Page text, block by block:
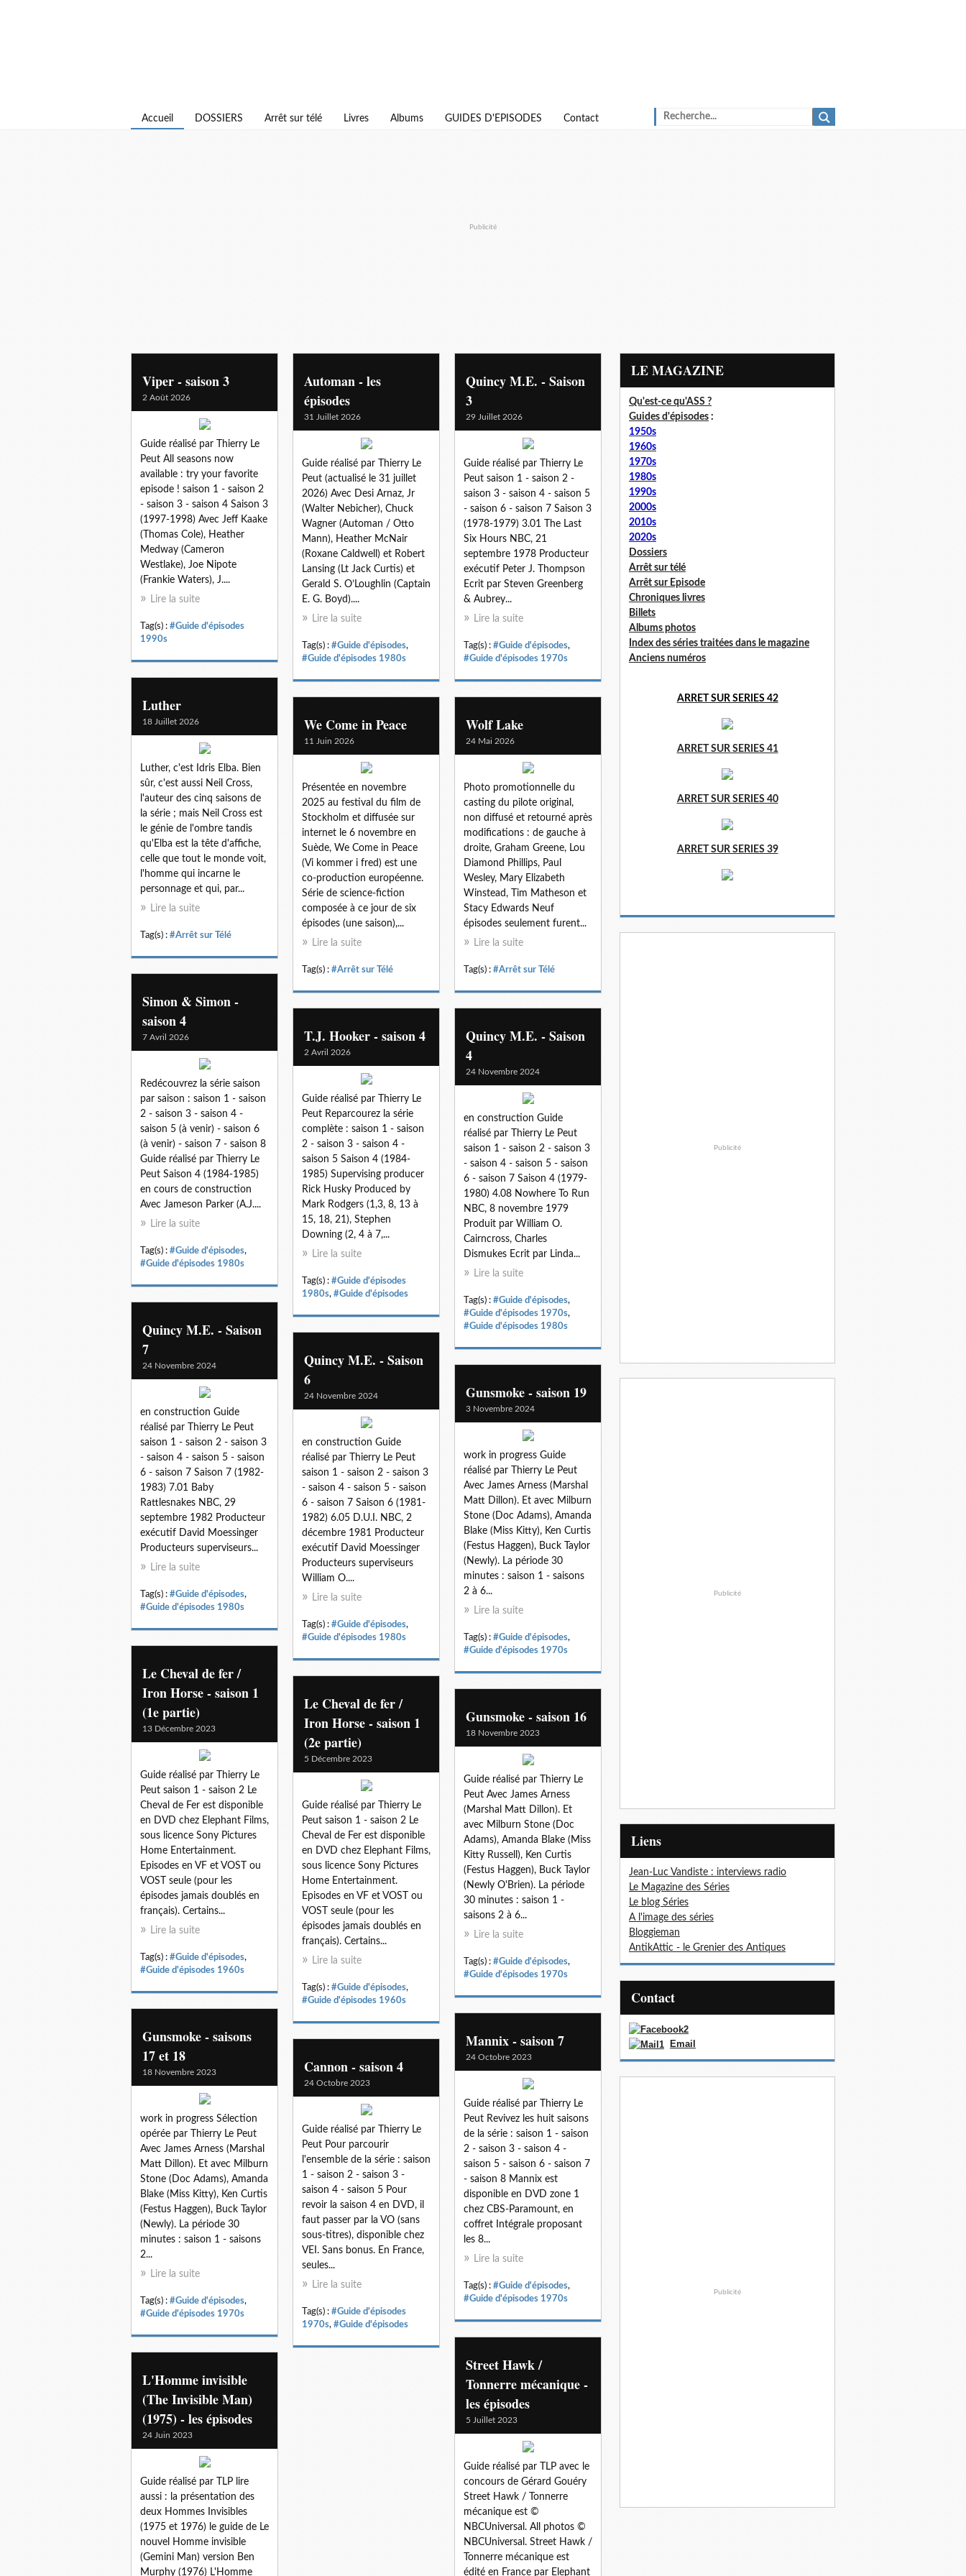
Accueil DOSSIERS Arrêt sur télé Livres Albums GUIDES D'EPISODES Contact
Publicité
Viper - saison 3
2 Août 2026
Guide réalisé par Thierry Le
Peut All seasons now
available : try your favorite
episode ! saison 1 - saison 2
- saison 3 - saison 4 Saison 3
(1997-1998) Avec Jeff Kaake
(Thomas Cole), Heather
Medway (Cameron
Westlake), Joe Nipote
(Frankie Waters), J....
Lire la suite
Tag(s) : #Guide d'épisodes
1990s
Automan - les
épisodes
31 Juillet 2026
Guide réalisé par Thierry Le
Peut (actualisé le 31 juillet
2026) Avec Desi Arnaz, Jr
(Walter Nebicher), Chuck
Wagner (Automan / Otto
Mann), Heather McNair
(Roxane Caldwell) et Robert
Lansing (Lt Jack Curtis) et
Gerald S. O’Loughlin (Captain
E. G. Boyd)....
Lire la suite
Tag(s) : #Guide d'épisodes,
#Guide d'épisodes 1980s
Quincy M.E. - Saison
3
29 Juillet 2026
Guide réalisé par Thierry Le
Peut saison 1 - saison 2 -
saison 3 - saison 4 - saison 5
- saison 6 - saison 7 Saison 3
(1978-1979) 3.01 The Last
Six Hours NBC, 21
septembre 1978 Producteur
exécutif Peter J. Thompson
Ecrit par Steven Greenberg
& Aubrey...
Lire la suite
Tag(s) : #Guide d'épisodes,
#Guide d'épisodes 1970s
Luther
18 Juillet 2026
Luther, c'est Idris Elba. Bien
sûr, c'est aussi Neil Cross,
l'auteur des cinq saisons de
la série ; mais Neil Cross est
le génie de l'ombre tandis
qu'Elba est la tête d'affiche,
celle que tout le monde voit,
l'homme qui incarne le
personnage et qui, par...
Lire la suite
Tag(s) : #Arrêt sur Télé
We Come in Peace
11 Juin 2026
Présentée en novembre
2025 au festival du film de
Stockholm et diffusée sur
internet le 6 novembre en
Suède, We Come in Peace
(Vi kommer i fred) est une
co-production européenne.
Série de science-fiction
composée à ce jour de six
épisodes (une saison),...
Lire la suite
Tag(s) : #Arrêt sur Télé
Wolf Lake
24 Mai 2026
Photo promotionnelle du
casting du pilote original,
non diffusé et retourné après
modifications : de gauche à
droite, Graham Greene, Lou
Diamond Phillips, Paul
Wesley, Mary Elizabeth
Winstead, Tim Matheson et
Stacy Edwards Neuf
épisodes seulement furent...
Lire la suite
Tag(s) : #Arrêt sur Télé
Simon & Simon -
saison 4
7 Avril 2026
Redécouvrez la série saison
par saison : saison 1 - saison
2 - saison 3 - saison 4 -
saison 5 (à venir) - saison 6
(à venir) - saison 7 - saison 8
Guide réalisé par Thierry Le
Peut Saison 4 (1984-1985)
en cours de construction
Avec Jameson Parker (A.J....
Lire la suite
Tag(s) : #Guide d'épisodes,
#Guide d'épisodes 1980s
T.J. Hooker - saison 4
2 Avril 2026
Guide réalisé par Thierry Le
Peut Reparcourez la série
complète : saison 1 - saison
2 - saison 3 - saison 4 -
saison 5 Saison 4 (1984-
1985) Supervising producer
Rick Husky Produced by
Mark Rodgers (1,3, 8, 13 à
15, 18, 21), Stephen
Downing (2, 4 à 7,...
Lire la suite
Tag(s) : #Guide d'épisodes
1980s, #Guide d'épisodes
Quincy M.E. - Saison
4
24 Novembre 2024
en construction Guide
réalisé par Thierry Le Peut
saison 1 - saison 2 - saison 3
- saison 4 - saison 5 - saison
6 - saison 7 Saison 4 (1979-
1980) 4.08 Nowhere To Run
NBC, 8 novembre 1979
Produit par William O.
Cairncross, Charles
Dismukes Ecrit par Linda...
Lire la suite
Tag(s) : #Guide d'épisodes,
#Guide d'épisodes 1970s,
#Guide d'épisodes 1980s
Quincy M.E. - Saison
7
24 Novembre 2024
en construction Guide
réalisé par Thierry Le Peut
saison 1 - saison 2 - saison 3
- saison 4 - saison 5 - saison
6 - saison 7 Saison 7 (1982-
1983) 7.01 Baby
Rattlesnakes NBC, 29
septembre 1982 Producteur
exécutif David Moessinger
Producteurs superviseurs...
Lire la suite
Tag(s) : #Guide d'épisodes,
#Guide d'épisodes 1980s
Quincy M.E. - Saison
6
24 Novembre 2024
en construction Guide
réalisé par Thierry Le Peut
saison 1 - saison 2 - saison 3
- saison 4 - saison 5 - saison
6 - saison 7 Saison 6 (1981-
1982) 6.05 D.U.I. NBC, 2
décembre 1981 Producteur
exécutif David Moessinger
Producteurs superviseurs
William O....
Lire la suite
Tag(s) : #Guide d'épisodes,
#Guide d'épisodes 1980s
Gunsmoke - saison 19
3 Novembre 2024
work in progress Guide
réalisé par Thierry Le Peut
Avec James Arness (Marshal
Matt Dillon). Et avec Milburn
Stone (Doc Adams), Amanda
Blake (Miss Kitty), Ken Curtis
(Festus Haggen), Buck Taylor
(Newly). La période 30
minutes : saison 1 - saisons
2 à 6...
Lire la suite
Tag(s) : #Guide d'épisodes,
#Guide d'épisodes 1970s
Le Cheval de fer /
Iron Horse - saison 1
(1e partie)
13 Décembre 2023
Guide réalisé par Thierry Le
Peut saison 1 - saison 2 Le
Cheval de Fer est disponible
en DVD chez Elephant Films,
sous licence Sony Pictures
Home Entertainment.
Episodes en VF et VOST ou
VOST seule (pour les
épisodes jamais doublés en
français). Certains...
Lire la suite
Tag(s) : #Guide d'épisodes,
#Guide d'épisodes 1960s
Le Cheval de fer /
Iron Horse - saison 1
(2e partie)
5 Décembre 2023
Guide réalisé par Thierry Le
Peut saison 1 - saison 2 Le
Cheval de Fer est disponible
en DVD chez Elephant Films,
sous licence Sony Pictures
Home Entertainment.
Episodes en VF et VOST ou
VOST seule (pour les
épisodes jamais doublés en
français). Certains...
Lire la suite
Tag(s) : #Guide d'épisodes,
#Guide d'épisodes 1960s
Gunsmoke - saison 16
18 Novembre 2023
Guide réalisé par Thierry Le
Peut Avec James Arness
(Marshal Matt Dillon). Et
avec Milburn Stone (Doc
Adams), Amanda Blake (Miss
Kitty Russell), Ken Curtis
(Festus Haggen), Buck Taylor
(Newly O'Brien). La période
30 minutes : saison 1 -
saisons 2 à 6...
Lire la suite
Tag(s) : #Guide d'épisodes,
#Guide d'épisodes 1970s
Gunsmoke - saisons
17 et 18
18 Novembre 2023
work in progress Sélection
opérée par Thierry Le Peut
Avec James Arness (Marshal
Matt Dillon). Et avec Milburn
Stone (Doc Adams), Amanda
Blake (Miss Kitty), Ken Curtis
(Festus Haggen), Buck Taylor
(Newly). La période 30
minutes : saison 1 - saisons
2...
Lire la suite
Tag(s) : #Guide d'épisodes,
#Guide d'épisodes 1970s
Mannix - saison 7
24 Octobre 2023
Guide réalisé par Thierry Le
Peut Revivez les huit saisons
de la série : saison 1 - saison
2 - saison 3 - saison 4 -
saison 5 - saison 6 - saison 7
- saison 8 Mannix est
disponible en DVD zone 1
chez CBS-Paramount, en
coffret Intégrale proposant
les 8...
Lire la suite
Tag(s) : #Guide d'épisodes,
#Guide d'épisodes 1970s
Cannon - saison 4
24 Octobre 2023
Guide réalisé par Thierry Le
Peut Pour parcourir
l'ensemble de la série : saison
1 - saison 2 - saison 3 -
saison 4 - saison 5 Pour
revoir la saison 4 en DVD, il
faut passer par la VO (sans
sous-titres), disponible chez
VEI. Sans bonus. En France,
seules...
Lire la suite
Tag(s) : #Guide d'épisodes
1970s, #Guide d'épisodes
Street Hawk /
Tonnerre mécanique -
les épisodes
5 Juillet 2023
Guide réalisé par TLP avec le
concours de Gérard Gouéry
Street Hawk / Tonnerre
mécanique est ©
NBCUniversal. All photos ©
NBCUniversal. Street Hawk /
Tonnerre mécanique est
édité en France par Elephant
L'Homme invisible
(The Invisible Man)
(1975) - les épisodes
24 Juin 2023
Guide réalisé par TLP lire
aussi : la présentation des
deux Hommes Invisibles
(1975 et 1976) le guide de Le
nouvel Homme invisible
(Gemini Man) version Ben
Murphy (1976) L'Homme
LE MAGAZINE
Qu'est-ce qu'ASS ?
Guides d'épisodes :
1950s
1960s
1970s
1980s
1990s
2000s
2010s
2020s
Dossiers
Arrêt sur télé
Arrêt sur Episode
Chroniques livres
Billets
Albums photos
Index des séries traitées dans le magazine
Anciens numéros
ARRET SUR SERIES 42
ARRET SUR SERIES 41
ARRET SUR SERIES 40
ARRET SUR SERIES 39
Publicité
Publicité
Liens
Jean-Luc Vandiste : interviews radio
Le Magazine des Séries
Le blog Séries
A l'image des séries
Bloggieman
AntikAttic - le Grenier des Antiques
Contact
Email
Publicité